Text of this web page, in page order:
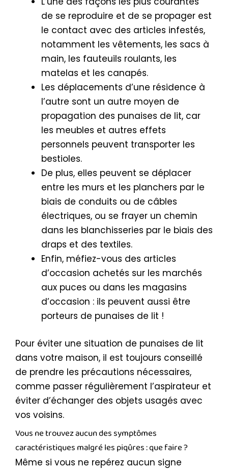
de se reproduire et de se propager est
le contact avec des articles infestés,
notamment les vêtements, les sacs à
main, les fauteuils roulants, les
matelas et les canapés.
Les déplacements d’une résidence à
l’autre sont un autre moyen de
propagation des punaises de lit, car
les meubles et autres effets
personnels peuvent transporter les
bestioles.
De plus, elles peuvent se déplacer
entre les murs et les planchers par le
biais de conduits ou de câbles
électriques, ou se frayer un chemin
dans les blanchisseries par le biais des
draps et des textiles.
Enfin, méfiez-vous des articles
d’occasion achetés sur les marchés
aux puces ou dans les magasins
d’occasion : ils peuvent aussi être
porteurs de punaises de lit !
Pour éviter une situation de punaises de lit
dans votre maison, il est toujours conseillé
de prendre les précautions nécessaires,
comme passer régulièrement l’aspirateur et
éviter d’échanger des objets usagés avec
vos voisins.
Vous ne trouvez aucun des symptômes
caractéristiques malgré les piqûres : que faire ?
Même si vous ne repérez aucun signe